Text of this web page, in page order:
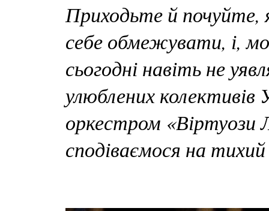
Приходьте й почуйте,
себе обмежувати, і,
сьогодні навіть не
улюблених
оркестром «Віртуози
сподіваємося на